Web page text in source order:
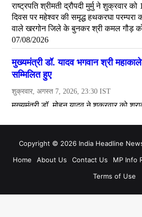
Copyright © 2026 India Headline
Home
About Us Contact Us MP Info
Terms of Use